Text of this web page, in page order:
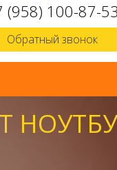
(958) 100-87-53
Обратный звонок